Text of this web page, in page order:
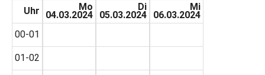
Uhr
00-01
01-02
Mo
04.03.2024
Di
05.03.2024
Mi
06.03.2024